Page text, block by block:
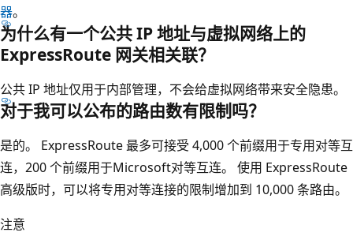
器。
为什么有一个公共 IP 地址与虚拟网络上的
ExpressRoute 网关相关联？
公共 IP 地址仅用于内部管理，不会给虚拟网络带来安全隐患。
对于我可以公布的路由数有限制吗？
是的。 ExpressRoute 最多可接受 4,000 个前缀用于专用对等互
连，200 个前缀用于Microsoft对等互连。 使用 ExpressRoute
高级版时，可以将专用对等连接的限制增加到 10,000 条路由。
注意